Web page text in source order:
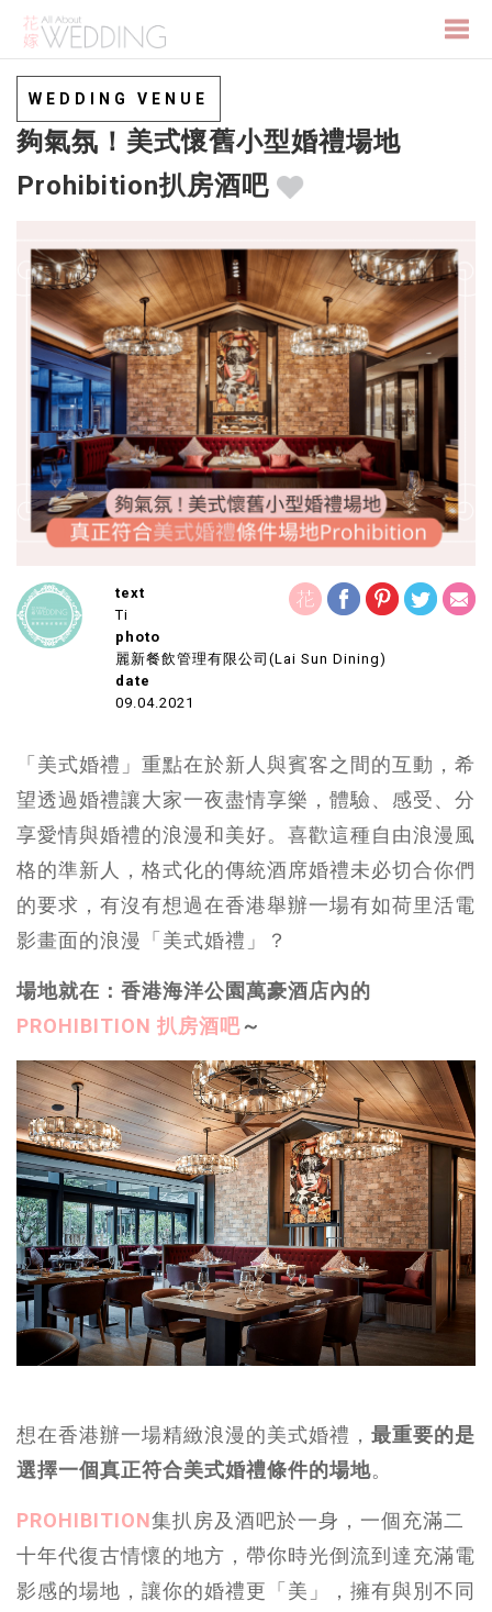
WEDDING VENUE
夠氣氛！美式懷舊小型婚禮場地
Prohibition扒房酒吧
text
Ti
photo
麗新餐飲管理有限公司(Lai Sun Dining)
date
09.04.2021
「美式婚禮」重點在於新人與賓客之間的互動，希
望透過婚禮讓大家一夜盡情享樂，體驗、感受、分
享愛情與婚禮的浪漫和美好。喜歡這種自由浪漫風
格的準新人，格式化的傳統酒席婚禮未必切合你們
的要求，有沒有想過在香港舉辦一場有如荷里活電
影畫面的浪漫「美式婚禮」？
場地就在：香港海洋公園萬豪酒店內的
PROHIBITION 扒房酒吧～
想在香港辦一場精緻浪漫的美式婚禮， 最重要的是
選擇一個真正符合美式婚禮條件的場地。
PROHIBITION集扒房及酒吧於一身，一個充滿二
十年代復古情懷的地方，帶你時光倒流到達充滿電
影感的場地，讓你的婚禮更「美」，擁有與別不同